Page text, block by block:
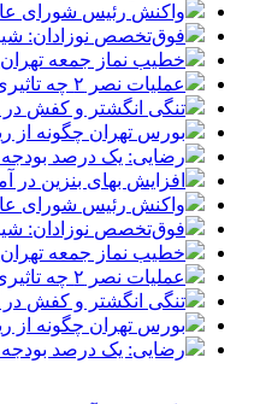
واکنش رئیس شورای
فوق‌تخصص نوزادان: شیر
خطیب نماز جمعه
عملیات نصر ۲ چه تاثیری در معادلات جنگ داشت؟ *سعدالله زارعی
تنگی انگشتر و کفش
بورس تهران چگونه از
رضایی: یک درصد بودجه
افزایش بهای بنزین
واکنش رئیس شورای
فوق‌تخصص نوزادان: شیر
خطیب نماز جمعه
عملیات نصر ۲ چه تاثیری در معادلات جنگ داشت؟ *سعدالله زارعی
تنگی انگشتر و کفش
بورس تهران چگونه از
رضایی: یک درصد بودجه